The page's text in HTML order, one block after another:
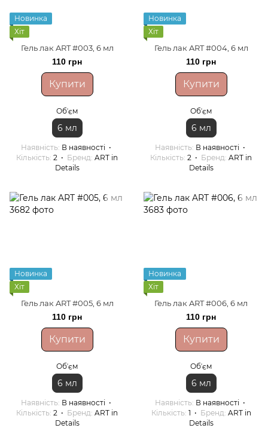
Новинка
Хіт
Гель лак ART #003, 6 мл
110 грн
Купити
Обʼєм
6 мл
Наявність В наявності
Кількість 2 Бренд ART in
Details
Новинка
Хіт
Гель лак ART #004, 6 мл
110 грн
Купити
Обʼєм
6 мл
Наявність В наявності
Кількість 2 Бренд ART in
Details
Новинка
Хіт
Гель лак ART #005, 6 мл
110 грн
Купити
Обʼєм
6 мл
Наявність В наявності
Кількість 2 Бренд ART in
Details
Новинка
Хіт
Гель лак ART #006, 6 мл
110 грн
Купити
Обʼєм
6 мл
Наявність В наявності
Кількість 1 Бренд ART in
Details